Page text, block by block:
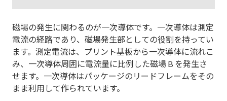
磁場の発生に関わるのが一次導体です。一次導体は測定
電流の経路であり、磁場発生部としての役割を持ってい
ます。測定電流は、プリント基板から一次導体に流れこ
み、一次導体周囲に電流量に比例した磁場 B を発生さ
せます。一次導体はパッケージのリードフレームをその
まま利用して作られています。